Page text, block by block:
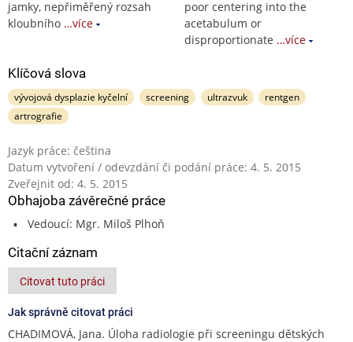
jamky, nepřiměřený rozsah
kloubního …více
poor centering into the
acetabulum or
disproportionate …více
Klíčová slova
vývojová dysplazie kyčelní screening ultrazvuk
rentgen
artrografie
Jazyk práce: čeština
Datum vytvoření / odevzdání či podání práce: 4. 5. 2015
Zveřejnit od: 4. 5. 2015
Obhajoba závěrečné práce
Vedoucí: Mgr. Miloš Plhoň
Citační záznam
Citovat tuto práci
Jak správně citovat práci
CHADIMOVÁ, Jana. Úloha radiologie při screeningu dětských